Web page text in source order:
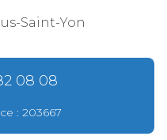
Saint-Yon
08 08
: 203667